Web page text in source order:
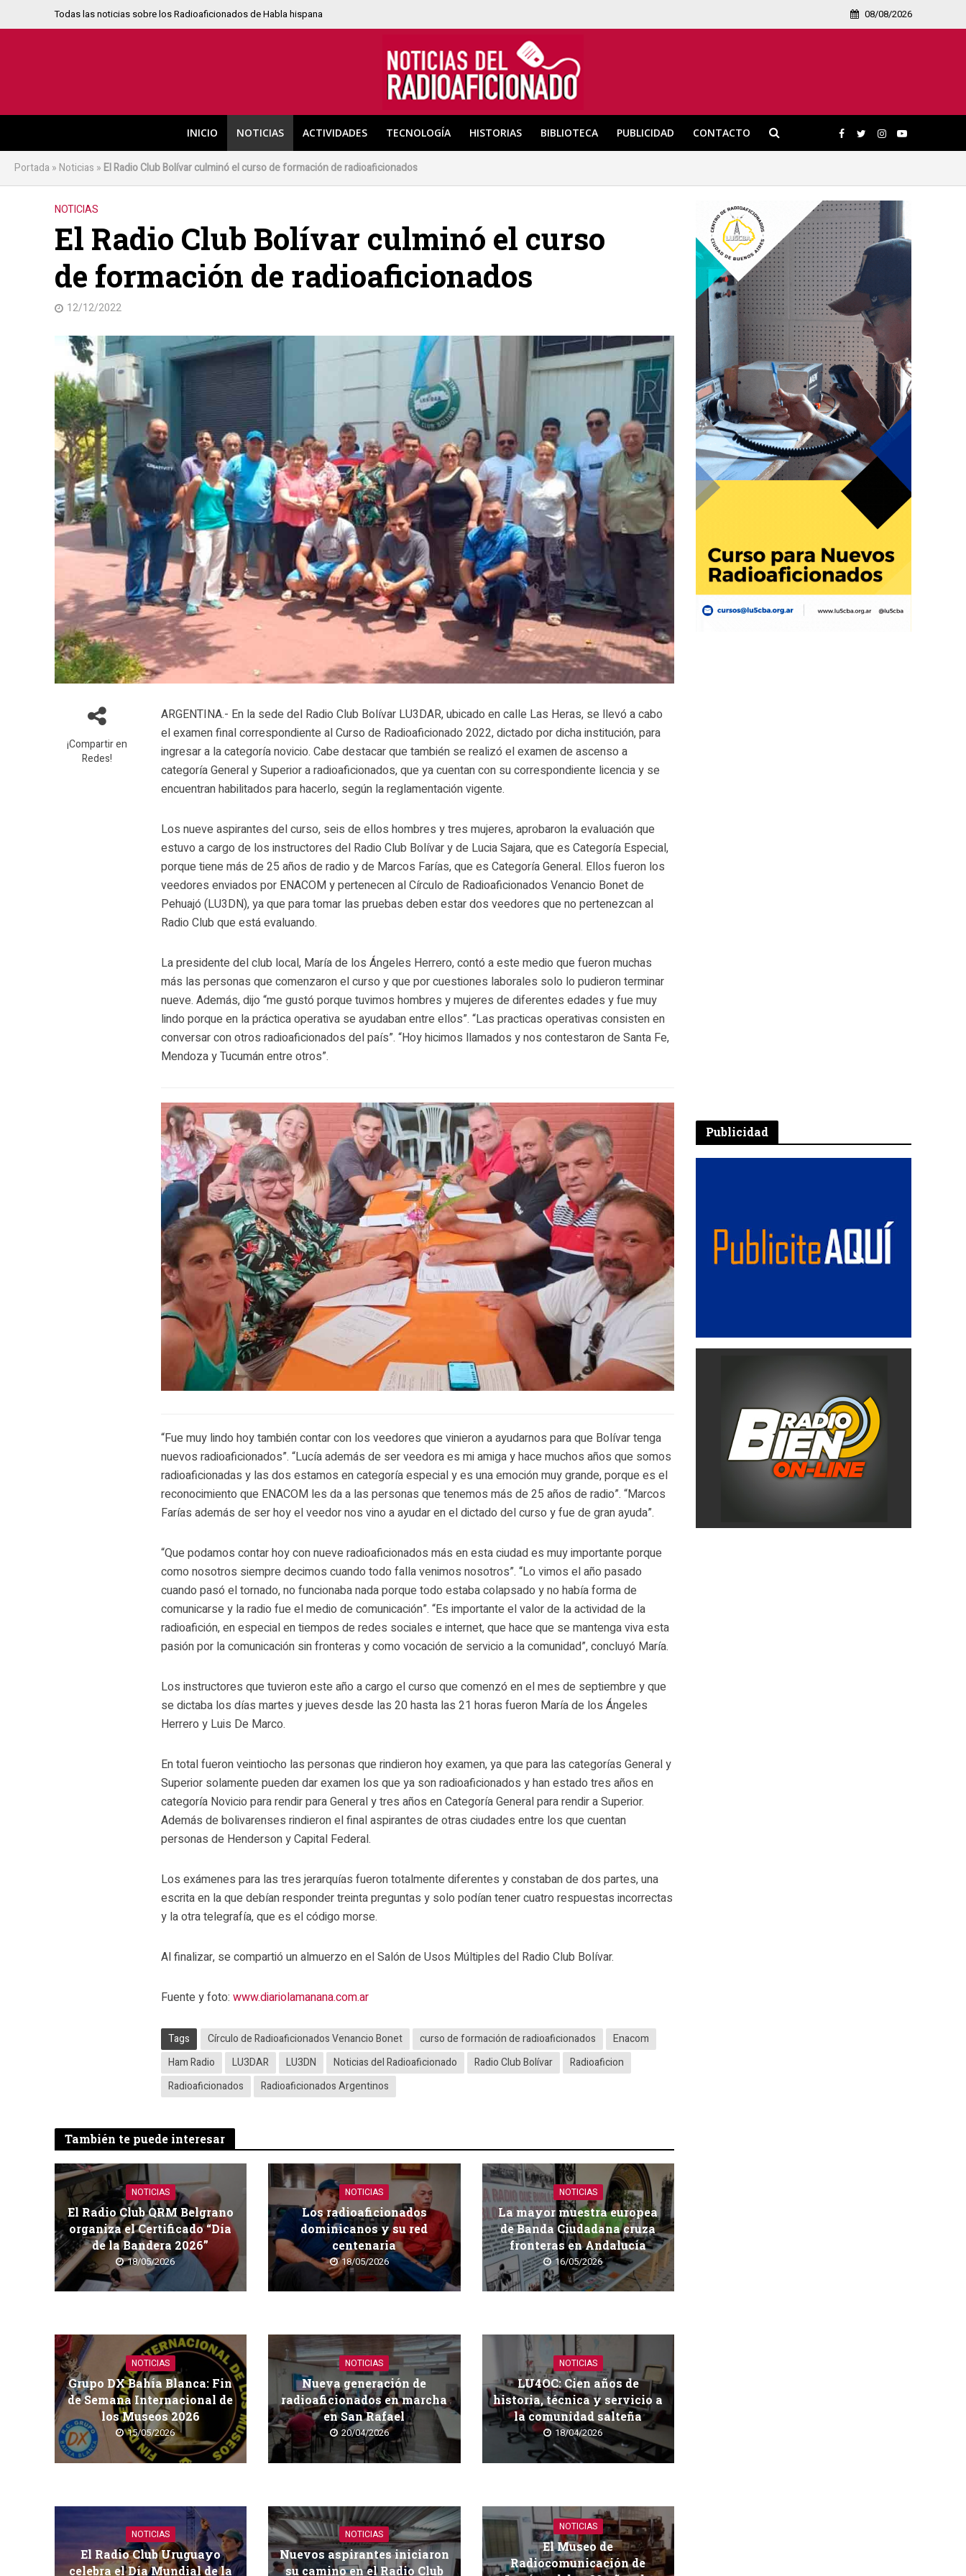
Todas las noticias sobre los Radioaficionados de Habla hispana 08/08/2026
INICIO NOTICIAS ACTIVIDADES TECNOLOGÍA HISTORIAS BIBLIOTECA PUBLICIDAD CONTACTO
Portada » Noticias » El Radio Club Bolívar culminó el curso de formación de radioaficionados
NOTICIAS
El Radio Club Bolívar culminó el curso
de formación de radioaficionados
12/12/2022
¡Compartir en
Redes!
ARGENTINA.- En la sede del Radio Club Bolívar LU3DAR, ubicado en calle Las Heras, se llevó a cabo
el examen final correspondiente al Curso de Radioaficionado 2022, dictado por dicha institución, para
ingresar a la categoría novicio. Cabe destacar que también se realizó el examen de ascenso a
categoría General y Superior a radioaficionados, que ya cuentan con su correspondiente licencia y se
encuentran habilitados para hacerlo, según la reglamentación vigente.
Los nueve aspirantes del curso, seis de ellos hombres y tres mujeres, aprobaron la evaluación que
estuvo a cargo de los instructores del Radio Club Bolívar y de Lucia Sajara, que es Categoría Especial,
porque tiene más de 25 años de radio y de Marcos Farías, que es Categoría General. Ellos fueron los
veedores enviados por ENACOM y pertenecen al Círculo de Radioaficionados Venancio Bonet de
Pehuajó (LU3DN), ya que para tomar las pruebas deben estar dos veedores que no pertenezcan al
Radio Club que está evaluando.
La presidente del club local, María de los Ángeles Herrero, contó a este medio que fueron muchas
más las personas que comenzaron el curso y que por cuestiones laborales solo lo pudieron terminar
nueve. Además, dijo “me gustó porque tuvimos hombres y mujeres de diferentes edades y fue muy
lindo porque en la práctica operativa se ayudaban entre ellos”. “Las practicas operativas consisten en
conversar con otros radioaficionados del país”. “Hoy hicimos llamados y nos contestaron de Santa Fe,
Mendoza y Tucumán entre otros”.
“Fue muy lindo hoy también contar con los veedores que vinieron a ayudarnos para que Bolívar tenga
nuevos radioaficionados”. “Lucía además de ser veedora es mi amiga y hace muchos años que somos
radioaficionadas y las dos estamos en categoría especial y es una emoción muy grande, porque es el
reconocimiento que ENACOM les da a las personas que tenemos más de 25 años de radio”. “Marcos
Farías además de ser hoy el veedor nos vino a ayudar en el dictado del curso y fue de gran ayuda”.
“Que podamos contar hoy con nueve radioaficionados más en esta ciudad es muy importante porque
como nosotros siempre decimos cuando todo falla venimos nosotros”. “Lo vimos el año pasado
cuando pasó el tornado, no funcionaba nada porque todo estaba colapsado y no había forma de
comunicarse y la radio fue el medio de comunicación”. “Es importante el valor de la actividad de la
radioafición, en especial en tiempos de redes sociales e internet, que hace que se mantenga viva esta
pasión por la comunicación sin fronteras y como vocación de servicio a la comunidad”, concluyó María.
Los instructores que tuvieron este año a cargo el curso que comenzó en el mes de septiembre y que
se dictaba los días martes y jueves desde las 20 hasta las 21 horas fueron María de los Ángeles
Herrero y Luis De Marco.
En total fueron veintiocho las personas que rindieron hoy examen, ya que para las categorías General y
Superior solamente pueden dar examen los que ya son radioaficionados y han estado tres años en
categoría Novicio para rendir para General y tres años en Categoría General para rendir a Superior.
Además de bolivarenses rindieron el final aspirantes de otras ciudades entre los que cuentan
personas de Henderson y Capital Federal.
Los exámenes para las tres jerarquías fueron totalmente diferentes y constaban de dos partes, una
escrita en la que debían responder treinta preguntas y solo podían tener cuatro respuestas incorrectas
y la otra telegrafía, que es el código morse.
Al finalizar, se compartió un almuerzo en el Salón de Usos Múltiples del Radio Club Bolívar.
Fuente y foto:www.diariolamanana.com.ar
Tags Círculo de Radioaficionados Venancio Bonet curso de formación de radioaficionados
Enacom
Ham Radio
LU3DAR LU3DN Noticias del Radioaficionado Radio Club Bolívar
Radioaficion
Radioaficionados
Radioaficionados Argentinos
También te puede interesar
NOTICIAS
El Radio Club QRM Belgrano
organiza el Certificado “Día
de la Bandera 2026”
18/05/2026
NOTICIAS
Los radioaficionados
dominicanos y su red
centenaria
18/05/2026
NOTICIAS
La mayor muestra europea
de Banda Ciudadana cruza
fronteras en Andalucía
16/05/2026
NOTICIAS
Grupo DX Bahía Blanca: Fin
de Semana Internacional de
los Museos 2026
15/05/2026
NOTICIAS
Nueva generación de
radioaficionados en marcha
en San Rafael
20/04/2026
NOTICIAS
LU4OC: Cien años de
historia, técnica y servicio a
la comunidad salteña
18/04/2026
NOTICIAS
El Radio Club Uruguayo
celebra el Día Mundial de la
NOTICIAS
Nuevos aspirantes iniciaron
su camino en el Radio Club
NOTICIAS
El Museo de
Radiocomunicación de
Publicidad